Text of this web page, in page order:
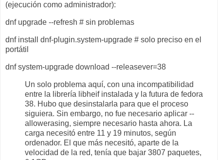
(ejecución como administrador):
dnf upgrade --refresh # sin problemas
dnf install dnf-plugin.system-upgrade # solo preciso en el
portátil
dnf system-upgrade download --releasever=38
Un solo problema aquí, con una incompatibilidad
entre la librería libheif instalada y la futura de fedora
38. Hubo que desinstalarla para que el proceso
siguiera. Sin embargo, no fue necesario aplicar --
allowerasing, siempre necesario hasta ahora. La
carga necesitó entre 11 y 19 minutos, según
ordenador. El que más necesitó, aparte de la
velocidad de la red, tenía que bajar 3807 paquetes,